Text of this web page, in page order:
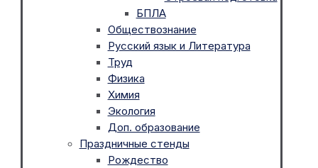
БПЛА
Обществознание
Русский язык и Литература
Труд
Физика
Химия
Экология
Доп. образование
Праздничные стенды
Рождество